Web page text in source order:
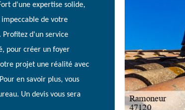
d'une expertise solide,
impeccable de votre
d'un service
pour créer un foyer
projet une réalité avec
en savoir plus, vous
Un devis vous sera